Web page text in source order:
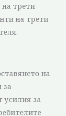
трети
на трети
на
усилия за